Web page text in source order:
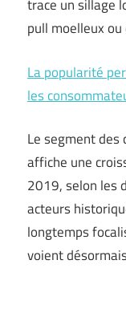
trace un sillage
pull moelleux
La popularité
les
Le segment des
affiche une
2019, selon les
acteurs
longtemps
voient